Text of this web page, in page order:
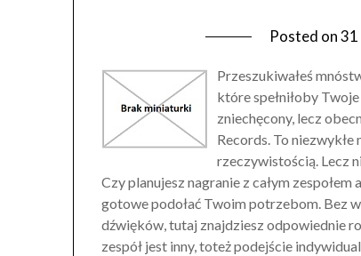
Posted on31
Przeszukiwałeś
które spełniłoby
zniechęcony, lecz
Records. To
rzeczywistością. Lecz
Czy planujesz nagranie z całym
gotowe podołać Twoim potrzebom. Bez
dźwięków, tutaj znajdziesz odpowiednie
zespół jest inny, toteż podejście